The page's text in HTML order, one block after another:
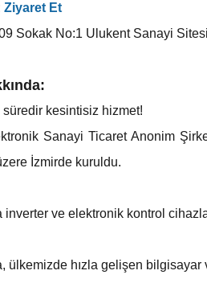
Ziyaret Et
Sokak No:1 Ulukent Sanayi
süredir kesintisiz hizmet!
Sanayi Ticaret Anonim
İzmirde kuruldu.
inverter ve elektronik kontrol
ülkemizde hızla gelişen